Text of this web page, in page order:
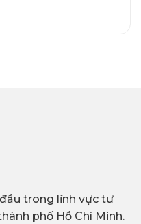
trong lĩnh vực tư
phố Hồ Chí Minh.